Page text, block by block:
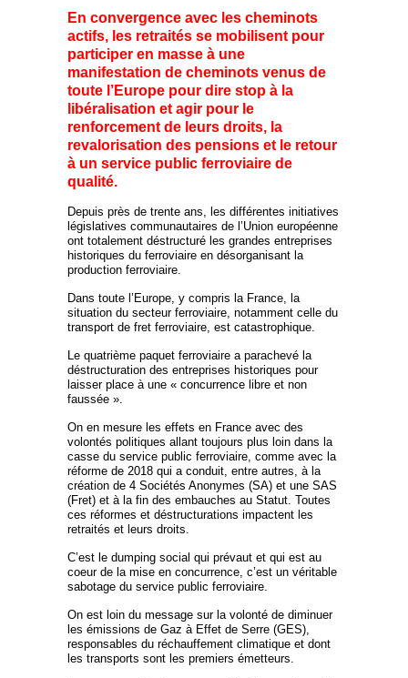
En convergence avec les cheminots
actifs, les retraités se mobilisent pour
participer en masse à une
manifestation de cheminots venus de
toute l’Europe pour dire stop à la
libéralisation et agir pour le
renforcement de leurs droits, la
revalorisation des pensions et le retour
à un service public ferroviaire de
qualité.
Depuis près de trente ans, les différentes initiatives
législatives communautaires de l’Union européenne
ont totalement déstructuré les grandes entreprises
historiques du ferroviaire en désorganisant la
production ferroviaire.
Dans toute l’Europe, y compris la France, la
situation du secteur ferroviaire, notamment celle du
transport de fret ferroviaire, est catastrophique.
Le quatrième paquet ferroviaire a parachevé la
déstructuration des entreprises historiques pour
laisser place à une « concurrence libre et non
faussée ».
On en mesure les effets en France avec des
volontés politiques allant toujours plus loin dans la
casse du service public ferroviaire, comme avec la
réforme de 2018 qui a conduit, entre autres, à la
création de 4 Sociétés Anonymes (SA) et une SAS
(Fret) et à la fin des embauches au Statut. Toutes
ces réformes et déstructurations impactent les
retraités et leurs droits.
C’est le dumping social qui prévaut et qui est au
coeur de la mise en concurrence, c’est un véritable
sabotage du service public ferroviaire.
On est loin du message sur la volonté de diminuer
les émissions de Gaz à Effet de Serre (GES),
responsables du réchauffement climatique et dont
les transports sont les premiers émetteurs.